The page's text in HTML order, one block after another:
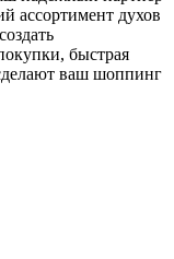
ассортимент духов
быстрая
ваш шоппинг